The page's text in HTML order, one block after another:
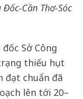
Cần Thơ-Sóc
Sở Công
thiếu hụt
đạt chuẩn đã
lên tới 20–